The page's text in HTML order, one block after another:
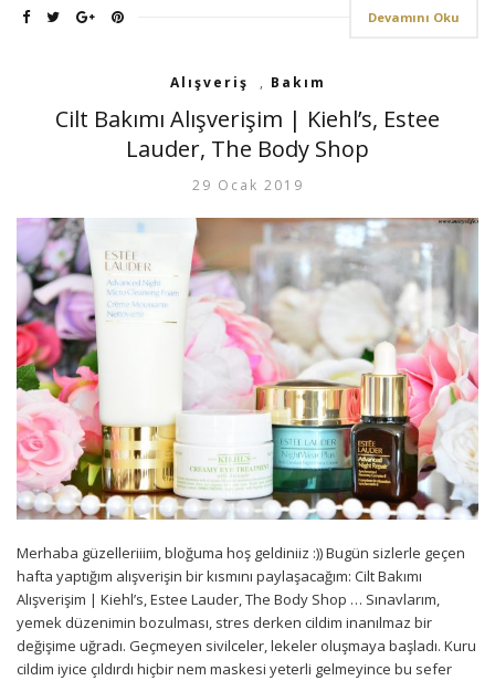
Devamını Oku
Alışveriş , Bakım
Cilt Bakımı Alışverişim | Kiehl’s, Estee
Lauder, The Body Shop
29 Ocak 2019
Merhaba güzelleriiim, bloğuma hoş geldiniiz :)) Bugün sizlerle geçen
hafta yaptığım alışverişin bir kısmını paylaşacağım: Cilt Bakımı
Alışverişim | Kiehl’s, Estee Lauder, The Body Shop … Sınavlarım,
yemek düzenimin bozulması, stres derken cildim inanılmaz bir
değişime uğradı. Geçmeyen sivilceler, lekeler oluşmaya başladı. Kuru
cildim iyice çıldırdı hiçbir nem maskesi yeterli gelmeyince bu sefer